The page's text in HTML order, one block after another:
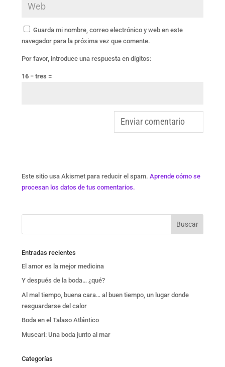
Guarda mi nombre, correo electrónico y web en este
navegador para la próxima vez que comente.
Por favor, introduce una respuesta en dígitos:
16 − tres =
Este sitio usa Akismet para reducir el spam. Aprende cómo se
procesan los datos de tus comentarios.
Entradas recientes
El amor es la mejor medicina
Y después de la boda… ¿qué?
Al mal tiempo, buena cara… al buen tiempo, un lugar donde
resguardarse del calor
Boda en el Talaso Atlántico
Muscari: Una boda junto al mar
Categorías